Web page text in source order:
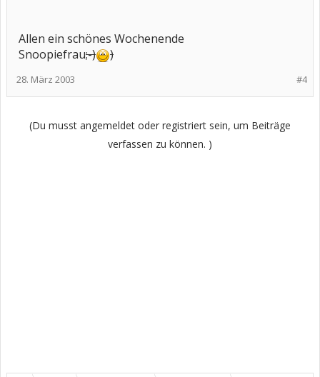
Allen ein schönes Wochenende
Snoopiefrau;-) )
#4
28. März 2003
(Du musst angemeldet oder registriert sein, um Beiträge
verfassen zu können. )